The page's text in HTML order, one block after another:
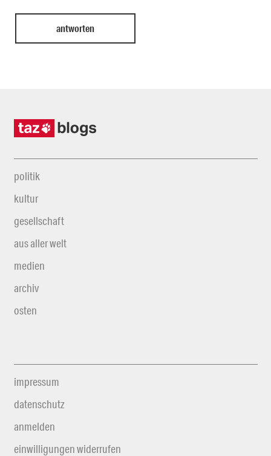
politik
kultur
gesellschaft
aus aller welt
medien
archiv
osten
impressum
datenschutz
anmelden
einwilligungen widerrufen